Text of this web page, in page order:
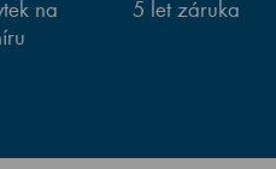
na
5 let záruka